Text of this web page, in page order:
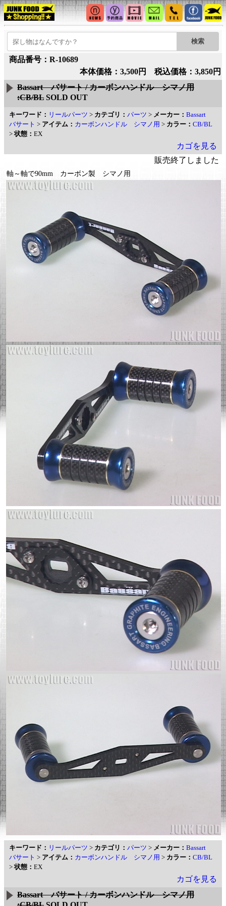
商品番号：R-10689
本体価格：3,500円 税込価格：3,850円
Bassart バサート / カーボンハンドル シマノ用
:CB/BL SOLD OUT
キーワード： リールパーツ > カテゴリ： パーツ > メーカー： Bassart
バサート > アイテム： カーボンハンドル シマノ用 > カラー： CB/BL
>状態： EX
カゴを見る
販売終了しました
軸～軸で90mm カーボン製 シマノ用
キーワード： リールパーツ > カテゴリ： パーツ > メーカー： Bassart
バサート > アイテム： カーボンハンドル シマノ用 > カラー： CB/BL
>状態： EX
カゴを見る
Bassart バサート / カーボンハンドル シマノ用